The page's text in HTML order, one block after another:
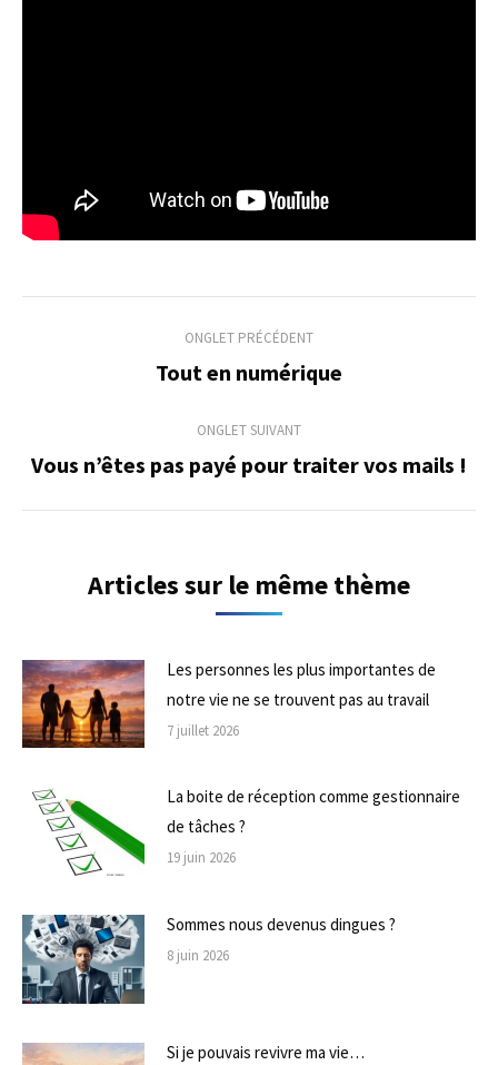
commentaire
ONGLET PRÉCÉDENT
Onglet
Tout en numérique
ONGLET SUIVANT
Onglet
Vous n’êtes pas payé pour traiter vos mails !
Articles sur le même thème
Les personnes les plus importantes de
notre vie ne se trouvent pas au travail
7 juillet 2026
La boite de réception comme gestionnaire
de tâches ?
19 juin 2026
Sommes nous devenus dingues ?
8 juin 2026
Si je pouvais revivre ma vie…